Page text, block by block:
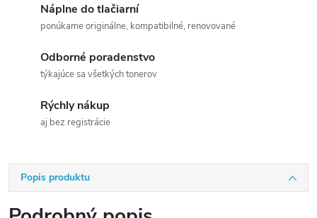
Náplne do tlačiarní
ponúkame originálne, kompatibilné, renovované
Odborné poradenstvo
týkajúce sa všetkých tonerov
Rýchly nákup
aj bez registrácie
Popis produktu